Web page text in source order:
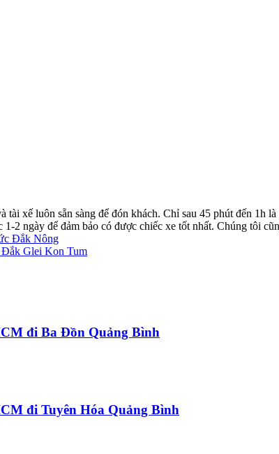
xế luôn sẵn sàng để đón khách. Chỉ sau 45 phút đến 1h
2 ngày để đảm bảo có được chiếc xe tốt nhất. Chúng tôi
Đắk Nông
Đắk Glei Kon Tum
đi Ba Đồn Quảng Bình
đi Tuyên Hóa Quảng Bình